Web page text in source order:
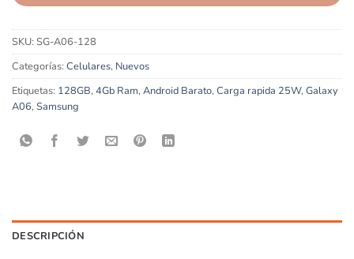
SKU: SG-A06-128
Categorías: Celulares, Nuevos
Etiquetas: 128GB, 4Gb Ram, Android Barato, Carga rapida 25W, Galaxy
A06, Samsung
DESCRIPCIÓN